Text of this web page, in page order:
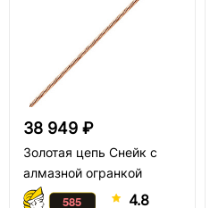
38 949 ₽
Золотая цепь Снейк с
алмазной огранкой
4.8